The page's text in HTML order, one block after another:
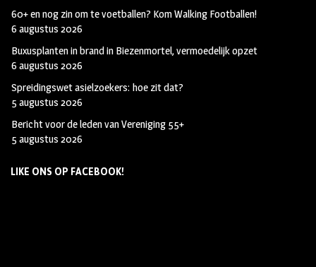
60+ en nog zin om te voetballen? Kom Walking Footballen!
6 augustus 2026
Buxusplanten in brand in Biezenmortel, vermoedelijk opzet
6 augustus 2026
Spreidingswet asielzoekers: hoe zit dat?
5 augustus 2026
Bericht voor de leden van Vereniging 55+
5 augustus 2026
LIKE ONS OP FACEBOOK!